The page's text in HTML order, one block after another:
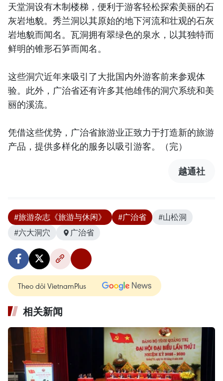
天堂洞设有木制楼梯，便利于游客轻松探索美丽的石
灰岩地貌。秀兰洞以其原始的地下河流和壮观的石灰
岩地貌而闻名。瓦洞拥有翠绿色的泉水，以其独特而
鲜明的锥形石笋而闻名。
这些洞穴近年来吸引了大批国内外游客前来参观体
验。此外，广治省还有许多其他雄伟的洞穴系统和美
丽的溪流。
凭借这些优势，广治省旅游业正致力于打造新的旅游
产品，提供多样化的服务以吸引游客。（完）
越通社
#旅游杂志《旅游与休闲》 #广治省
#山松洞
#六大洞穴
广治省
Theo dõi VietnamPlus
相关新闻